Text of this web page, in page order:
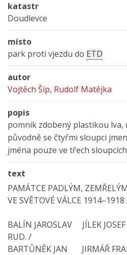
katastr
Doudlevce
místo
park proti vjezdu do ETD
autor
Vojtěch Šíp, Rudolf Matějka
popis
pomník zdobený plastikou lva,
původně se čtyřmi sloupci
jména pouze ve třech sloupcích
text
PAMÁTCE PADLÝM,
VE SVĚTOVÉ VÁLCE
BALÍN JAROSLAV JÍLEK
RUD. /
BARTŮNĚK JAN JIRMÁŘ